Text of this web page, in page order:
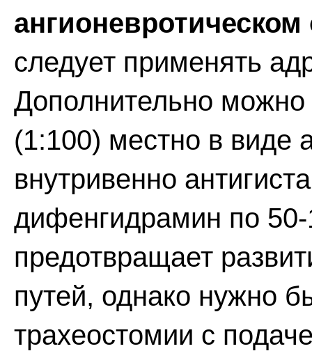
ангионевротическом
следует применять
Дополнительно можно
(1:100) местно в виде
внутривенно
дифенгидрамин по
предотвращает
путей, однако нужно
трахеостомии с